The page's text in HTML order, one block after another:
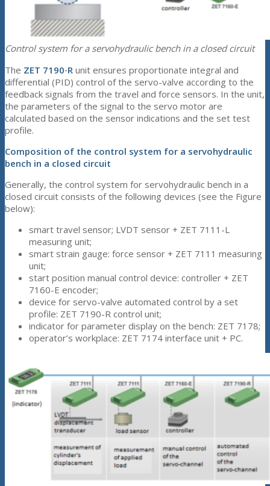
Control system for a servohydraulic bench in a closed circuit
The ZET 7190‑R unit ensures proportionate integral and
differential (PID) control of the servo-valve according to the
feedback signals from the travel and force sensors. In the unit,
the parameters of the signal to the servo motor are
calculated based on the sensor indications and the set test
profile.
Composition of the control system for a servohydraulic
bench in a closed circuit
Generally, the control system for servohydraulic bench in a
closed circuit consists of the following devices (see the Figure
below):
smart travel sensor; LVDT sensor + ZET 7111-L
measuring unit;
smart strain gauge: force sensor + ZET 7111 measuring
unit;
start position manual control device: controller + ZET
7160-E encoder;
device for servo-valve automated control by a set
profile: ZET 7190-R control unit;
indicator for parameter display on the bench: ZET 7178;
operator’s workplace: ZET 7174 interface unit + PC.